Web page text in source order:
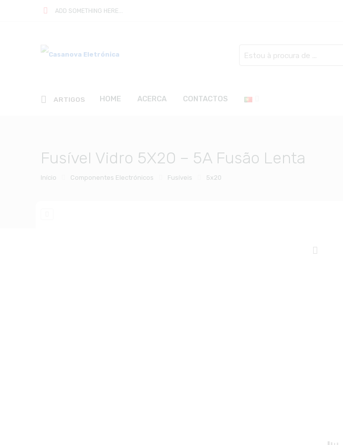
ADD SOMETHING HERE...
here
ARTIGOS HOME ACERCA CONTACTOS
Fusível Vidro 5X20 – 5A Fusão Lenta
Início Componentes Electrónicos Fusíveis 5x20